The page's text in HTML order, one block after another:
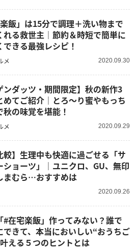
楽飯」は15分で調理＋洗い物まで
れる救世主｜節約＆時短で簡単に
できる最強レシピ！
メ 2020.09.30
ンダッツ・期間限定】秋の新作3
めてご紹介｜とろ〜り蜜やもっち
秋の味覚を堪能！
メ 2020.09.29
較】生理中も快適に過ごせる「サ
ショーツ」｜ユニクロ、GU、無印
まむら…おすすめは
2020.09.26
#在宅楽飯」作ってみない？誰で
できて、本当においしい“おうちご
える５つのヒントとは